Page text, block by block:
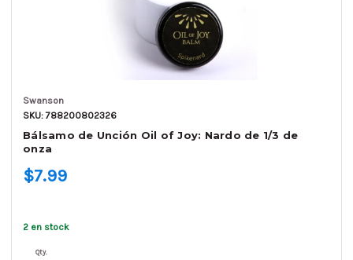
Swanson
SKU: 788200802326
Bálsamo de Unción Oil of Joy: Nardo de 1/3 de
onza
$7.99
2 en stock
Qty.